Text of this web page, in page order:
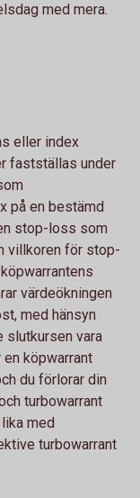
med mera.
eller index
fastställas under
på en bestämd
stop-loss som
villkoren för stop-
värdeökningen
med hänsyn
slutkursen vara
köpwarrant
du förlorar din
turbowarrant
med
turbowarrant